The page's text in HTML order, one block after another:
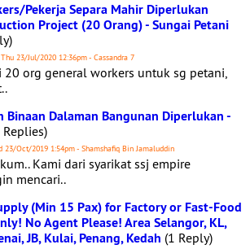
Pekerja Separa Mahir Diperlukan
Project (20 Orang) - Sungai Petani
Thu 23/Jul/2020 12:36pm - Cassandra 7
20 org general workers untuk sg petani,
Binaan Dalaman Bangunan Diperlukan -
Replies)
23/Oct/2019 1:54pm - Shamshafiq Bin Jamaluddin
Kami dari syarikat ssj empire
mencari..
(Min 15 Pax) for Factory or Fast-Food
No Agent Please! Area Selangor, KL,
JB, Kulai, Penang, Kedah (1 Reply)